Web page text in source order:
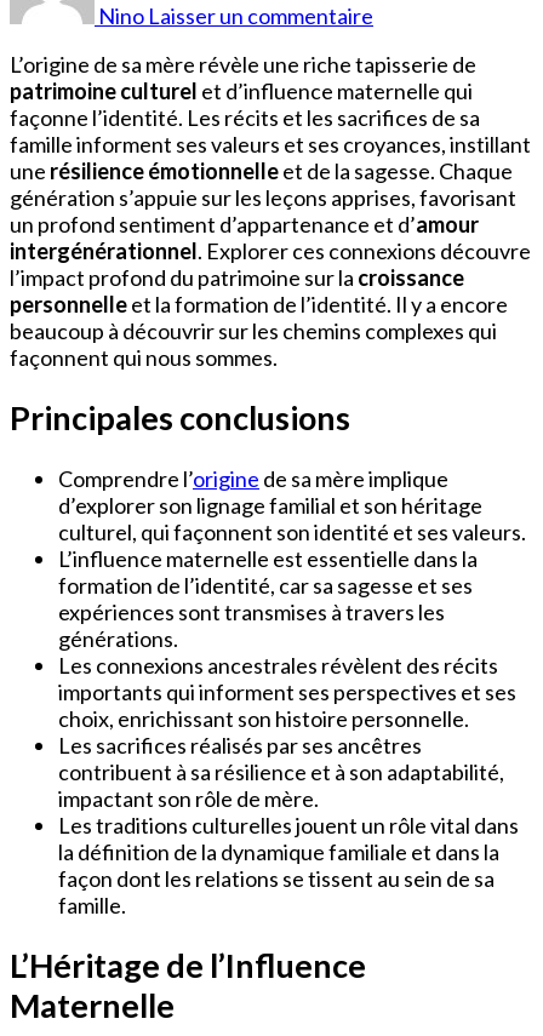
Nino Laisser un commentaire
de
Sa
Mère
L’origine de sa mère révèle une riche tapisserie de
patrimoine culturel et d’influence maternelle qui
façonne l’identité. Les récits et les sacrifices de sa
famille informent ses valeurs et ses croyances, instillant
une résilience émotionnelleet de la sagesse. Chaque
génération s’appuie sur les leçons apprises, favorisant
un profond sentiment d’appartenance et d’amour
intergénérationnel. Explorer ces connexions découvre
l’impact profond du patrimoine sur la croissance
personnelleet la formation de l’identité. Il y a encore
beaucoup à découvrir sur les chemins complexes qui
façonnent qui nous sommes.
Principales conclusions
Comprendre l’origine de sa mère implique
d’explorer son lignage familial et son héritage
culturel, qui façonnent son identité et ses valeurs.
L’influence maternelle est essentielle dans la
formation de l’identité, car sa sagesse et ses
expériences sont transmises à travers les
générations.
Les connexions ancestrales révèlent des récits
importants qui informent ses perspectives et ses
choix, enrichissant son histoire personnelle.
Les sacrifices réalisés par ses ancêtres
contribuent à sa résilience et à son adaptabilité,
impactant son rôle de mère.
Les traditions culturelles jouent un rôle vital dans
la définition de la dynamique familiale et dans la
façon dont les relations se tissent au sein de sa
famille.
L’Héritage de l’Influence
Maternelle